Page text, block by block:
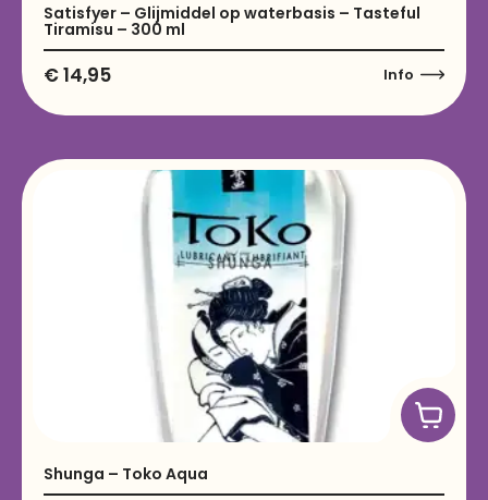
Satisfyer – Glijmiddel op waterbasis – Tasteful
Tiramisu – 300 ml
€14,95 Info
Shunga – Toko Aqua